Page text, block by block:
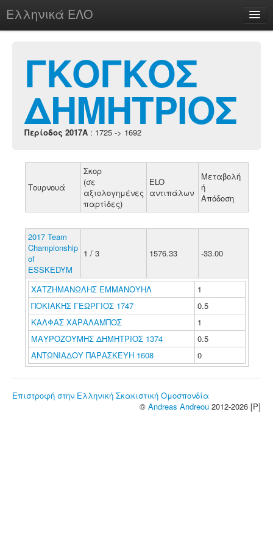
Ελληνικά ΕΛΟ
chesstu.be @ discord
Login
ΓΚΟΓΚΟΣ
ΔΗΜΗΤΡΙΟΣ
Περίοδος 2017A : 1725 -> 1692
Τουρνουά
Σκορ
(σε
αξιολογημένες
παρτίδες)
ELO
αντιπάλων
Μεταβολή
ή
Απόδοση
2017 Team
Championship
of
ESSKEDYM
1 / 3 1576.33 -33.00
ΧΑΤΖΗΜΑΝΩΛΗΣ ΕΜΜΑΝΟΥΗΛ
1
ΠΟΚΙΑΚΗΣ ΓΕΩΡΓΙΟΣ 1747
0.5
ΚΑΛΦΑΣ ΧΑΡΑΛΑΜΠΟΣ
1
ΜΑΥΡΟΖΟΥΜΗΣ ΔΗΜΗΤΡΙΟΣ 1374
0.5
ΑΝΤΩΝΙΑΔΟΥ ΠΑΡΑΣΚΕΥΗ 1608
0
Επιστροφή στην Ελληνική Σκακιστική Ομοσπονδία
© Andreas Andreou 2012-2026 [P]